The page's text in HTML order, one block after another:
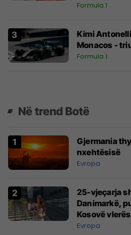
Formula 1
Kimi
Monacos -
Formula 1
Në trend Botë
Gjermania
nxehtësisë
Evropa
25-vjeçarja
Danimarkë,
Kosovë
lartë
Evropa